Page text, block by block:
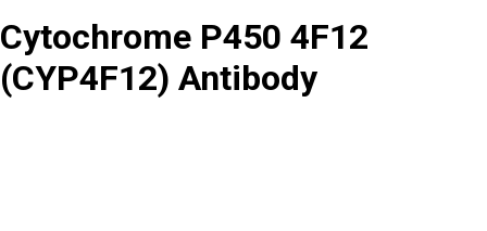
Cytochrome P450 4F12
(CYP4F12) Antibody